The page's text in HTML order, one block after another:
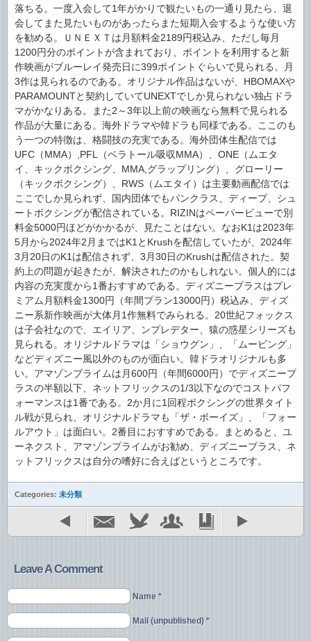
落ちる。一度入会して1年がかりで観たいもの一通り見たら、退
会してまた見たいものがあったらまた短期入会するような使い方
を勧める。ＵＮＥＸＴは月額料金2189円税込み、ただし毎月
1200円分のポイントが含まれており、ポイントを利用すると新
作映画がブルーレイ発売日に399ポイントぐらいで見られる。月
3作は見られるのである。オリジナル作品はないが、HBOMAXや
PARAMOUNTと契約していてUNEXTでしか見られない独占ドラ
マがかなりある。また2～3年以上前の映画なら無料で見られる
作品が大量にある。海外ドラマや韓ドラも同様である。ここのも
う一つの特徴は、格闘技の充実である。海外団体生配信では
UFC（MMA）,PFL（ベラトール吸収MMA）、ONE（ムエタ
イ、キックボクシング、MMA,グラップリング）、グローリー
（キックボクシング）、RWS（ムエタイ）は主要動画配信では
ここでしか見られず、国内団体でもパンクラス、ディープ、シュ
ートボクシングが配信されている。RIZINはペーパービューで別
料金5000円ほどがかかるが、見たことはない。なおK1は2023年
5月から2024年2月まではK1とKrushを配信していたが、2024年
3月20日のK1は配信されず、3月30日のKrushは配信された。契
約上の問題が起きたが、解決されたのかもしれない。個人的には
内容の充実度から1番おすすめである。ディズニープラスはプレ
ミアム月額料金1300円（年間プラン13000円）税込み、ディズ
ニー系新作映画が大体月1作無料でみられる。20世紀フォックス
は子会社なので、エイリア、ンプレデター、猿の惑星シリーズも
見られる。オリジナルドラマは「ショウグン」、「ムービング」
などディズニー風以外のものが面白い。韓ドラオリジナルも多
い。アマゾンプライムは月600円（年間6000円）でディズニープ
ラスの半額以下、ネットフリックスの1/3以下なのでコストパフ
ォーマンスは1番である。2か月に1回程ボクシングの世界タイト
ル戦が見られ、オリジナルドラマも「ザ・ボーイズ」、「フォー
ルアウト」は面白い。2番目におすすめである。まとめると、ユ
ーネクスト、アマゾンプライムがお勧め、ディズニープラス、ネ
ットフリックスは自分の嗜好に合えばというところです。
Categories: 未分類
Leave A Comment
Name *
Mail (unpublished) *